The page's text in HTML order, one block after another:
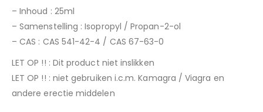
– Inhoud : 25ml
– Samenstelling : Isopropyl / Propan-2-ol
– CAS : CAS 541-42-4 / CAS 67-63-0
LET OP !! : Dit product niet inslikken
LET OP !! : niet gebruiken i.c.m. Kamagra / Viagra en
andere erectie middelen